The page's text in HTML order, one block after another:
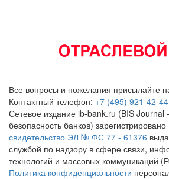
Все вопросы и пожелания присылайте
Контактный телефон: +7 (495) 921-42-44
Сетевое издание ib-bank.ru (BIS
безопасность банков)
свидетельство ЭЛ № ФС 77 - 61376
службой по надзору в сфере связи,
технологий и массовых коммуникаций
Политика конфиденциальности